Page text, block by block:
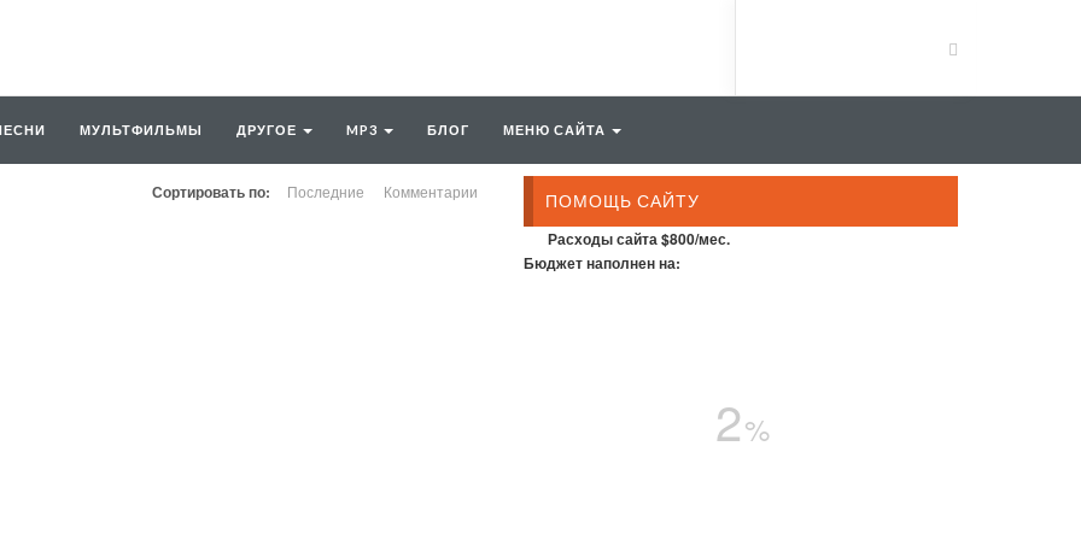
МУЛЬТФИЛЬМЫ ДРУГОЕ MP3 БЛОГ МЕНЮ САЙТА
Сортировать по: Последние Комментарии ПОМОЩЬ САЙТУ
Расходы сайта $800/мес.
Бюджет наполнен на:
2%